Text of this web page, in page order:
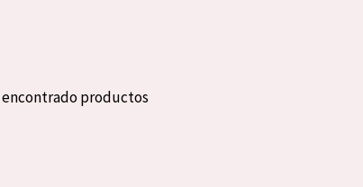
encontrado productos